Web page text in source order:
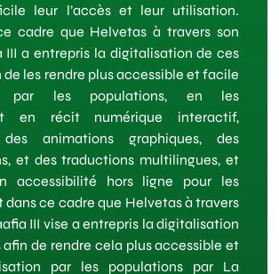
leur l’accès et leur utilisation.
cadre que Helvetas à travers son
III a entrepris la digitalisation de ces
de les rendre plus accessible et facile
par les populations, en les
en récit numérique interactif,
animations graphiques, des
et des traductions multilingues, et
accessibilité hors ligne pour les
dans ce cadre que Helvetas à travers
III vise a entrepris la digitalisation
afin de rendre cela plus accessible et
par les populations par La